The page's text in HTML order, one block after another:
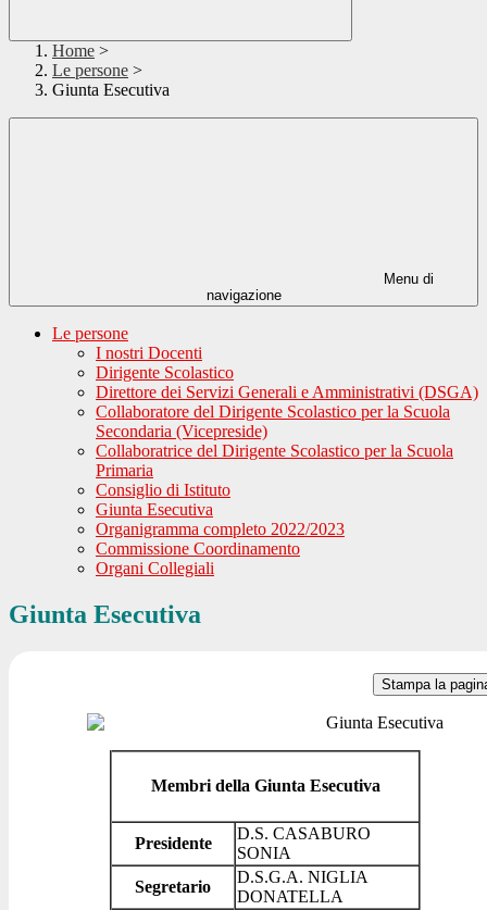
Home >
Le persone >
Giunta Esecutiva
Menu di
navigazione
Le persone
I nostri Docenti
Dirigente Scolastico
Direttore dei Servizi Generali e Amministrativi (DSGA)
Collaboratore del Dirigente Scolastico per la Scuola
Secondaria (Vicepreside)
Collaboratrice del Dirigente Scolastico per la Scuola
Primaria
Consiglio di Istituto
Giunta Esecutiva
Organigramma completo 2022/2023
Commissione Coordinamento
Organi Collegiali
Giunta Esecutiva
Stampa la
Membri della Giunta Esecutiva
Presidente
D.S. CASABURO
SONIA
Segretario
D.S.G.A. NIGLIA
DONATELLA